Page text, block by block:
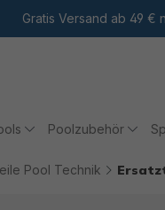
Gratis Versand ab 49 €
Poolzubehör
Pool Technik